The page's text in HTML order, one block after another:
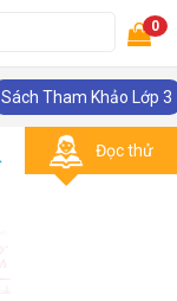
0
Sách Tham Khảo Lớp 3
Đọc thử